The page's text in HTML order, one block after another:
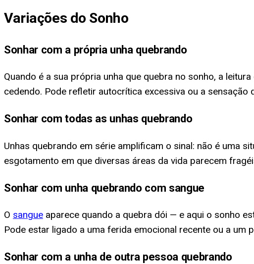
Variações do Sonho
Sonhar com a própria unha quebrando
Quando é a sua própria unha que quebra no sonho, a
cedendo. Pode refletir autocrítica excessiva ou a
Sonhar com todas as unhas quebrando
Unhas quebrando em série amplificam o sinal: não é uma
esgotamento em que diversas áreas da vida parecem
Sonhar com unha quebrando com sangue
O sangue aparece quando a quebra dói — e aqui o sonho
Pode estar ligado a uma ferida emocional recente ou a
Sonhar com a unha de outra pessoa quebrando